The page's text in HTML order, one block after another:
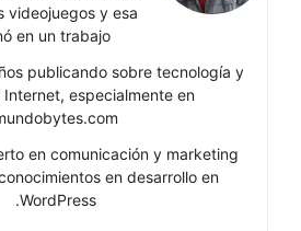
los videojuegos y esa
en un trabajo.
años publicando sobre tecnología y
en Internet, especialmente en
mundobytes.com
en comunicación y marketing
conocimientos en desarrollo en
WordPress.